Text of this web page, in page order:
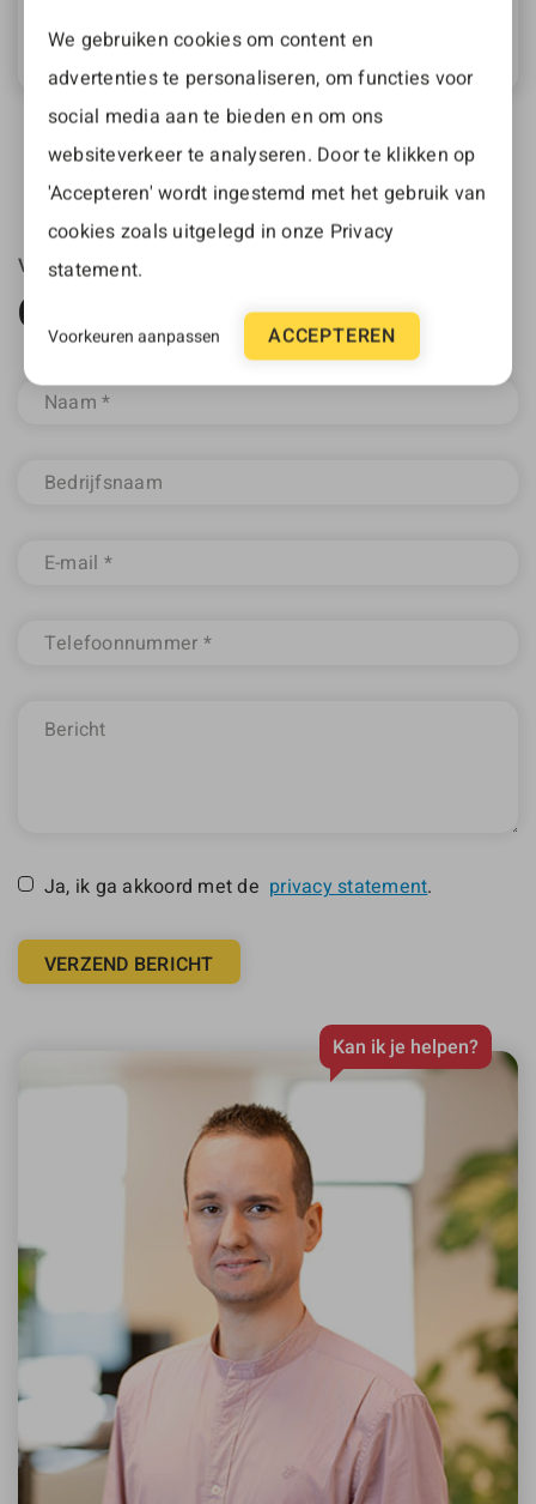
VERDER LEZEN
VRAGEN OVER DEZE BLOG?
CONTACT
Ja, ik ga akkoord met de privacy statement.
VERZEND BERICHT
Kan ik je helpen?
We gebruiken cookies om content en
advertenties te personaliseren, om functies voor
social media aan te bieden en om ons
websiteverkeer te analyseren. Door te klikken op
'Accepteren' wordt ingestemd met het gebruik van
cookies zoals uitgelegd in onze Privacy
statement.
Voorkeuren aanpassen ACCEPTEREN